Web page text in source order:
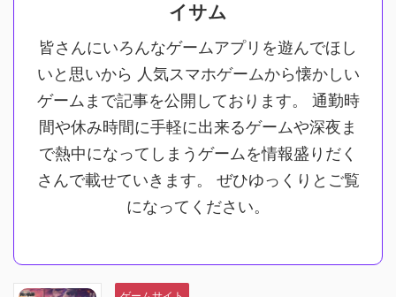
イサム
皆さんにいろんなゲームアプリを遊んでほし
いと思いから 人気スマホゲームから懐かしい
ゲームまで記事を公開しております。 通勤時
間や休み時間に手軽に出来るゲームや深夜ま
で熱中になってしまうゲームを情報盛りだく
さんで載せていきます。 ぜひゆっくりとご覧
になってください。